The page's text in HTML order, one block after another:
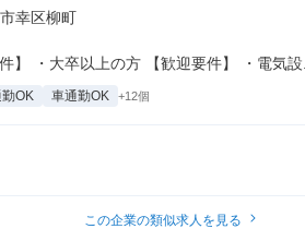
幸区柳町
】 ・大卒以上の方 【歓迎要件】 ・電気
OK 車通勤OK +12個
この企業の類似求人を見る